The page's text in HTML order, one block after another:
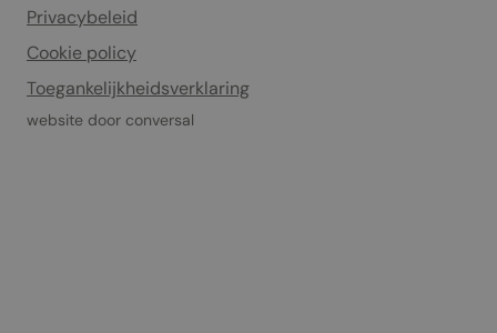
Privacybeleid
Cookie policy
Toegankelijkheidsverklaring
website door conversal